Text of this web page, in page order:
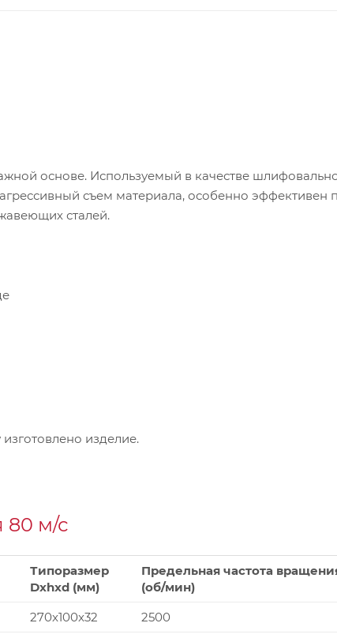
основе. Используемый в качестве
съем материала, особенно эффективен
сталей.
изделие.
80 м/с
Типоразмер
Dxhxd (мм)
Предельная частота
(об/мин)
270x100x32
2500